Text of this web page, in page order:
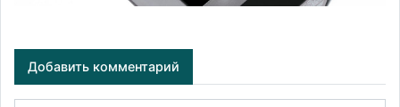
Добавить комментарий